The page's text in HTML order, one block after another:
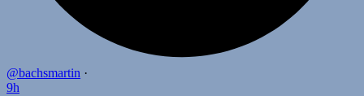
@bachsmartin ·
9h